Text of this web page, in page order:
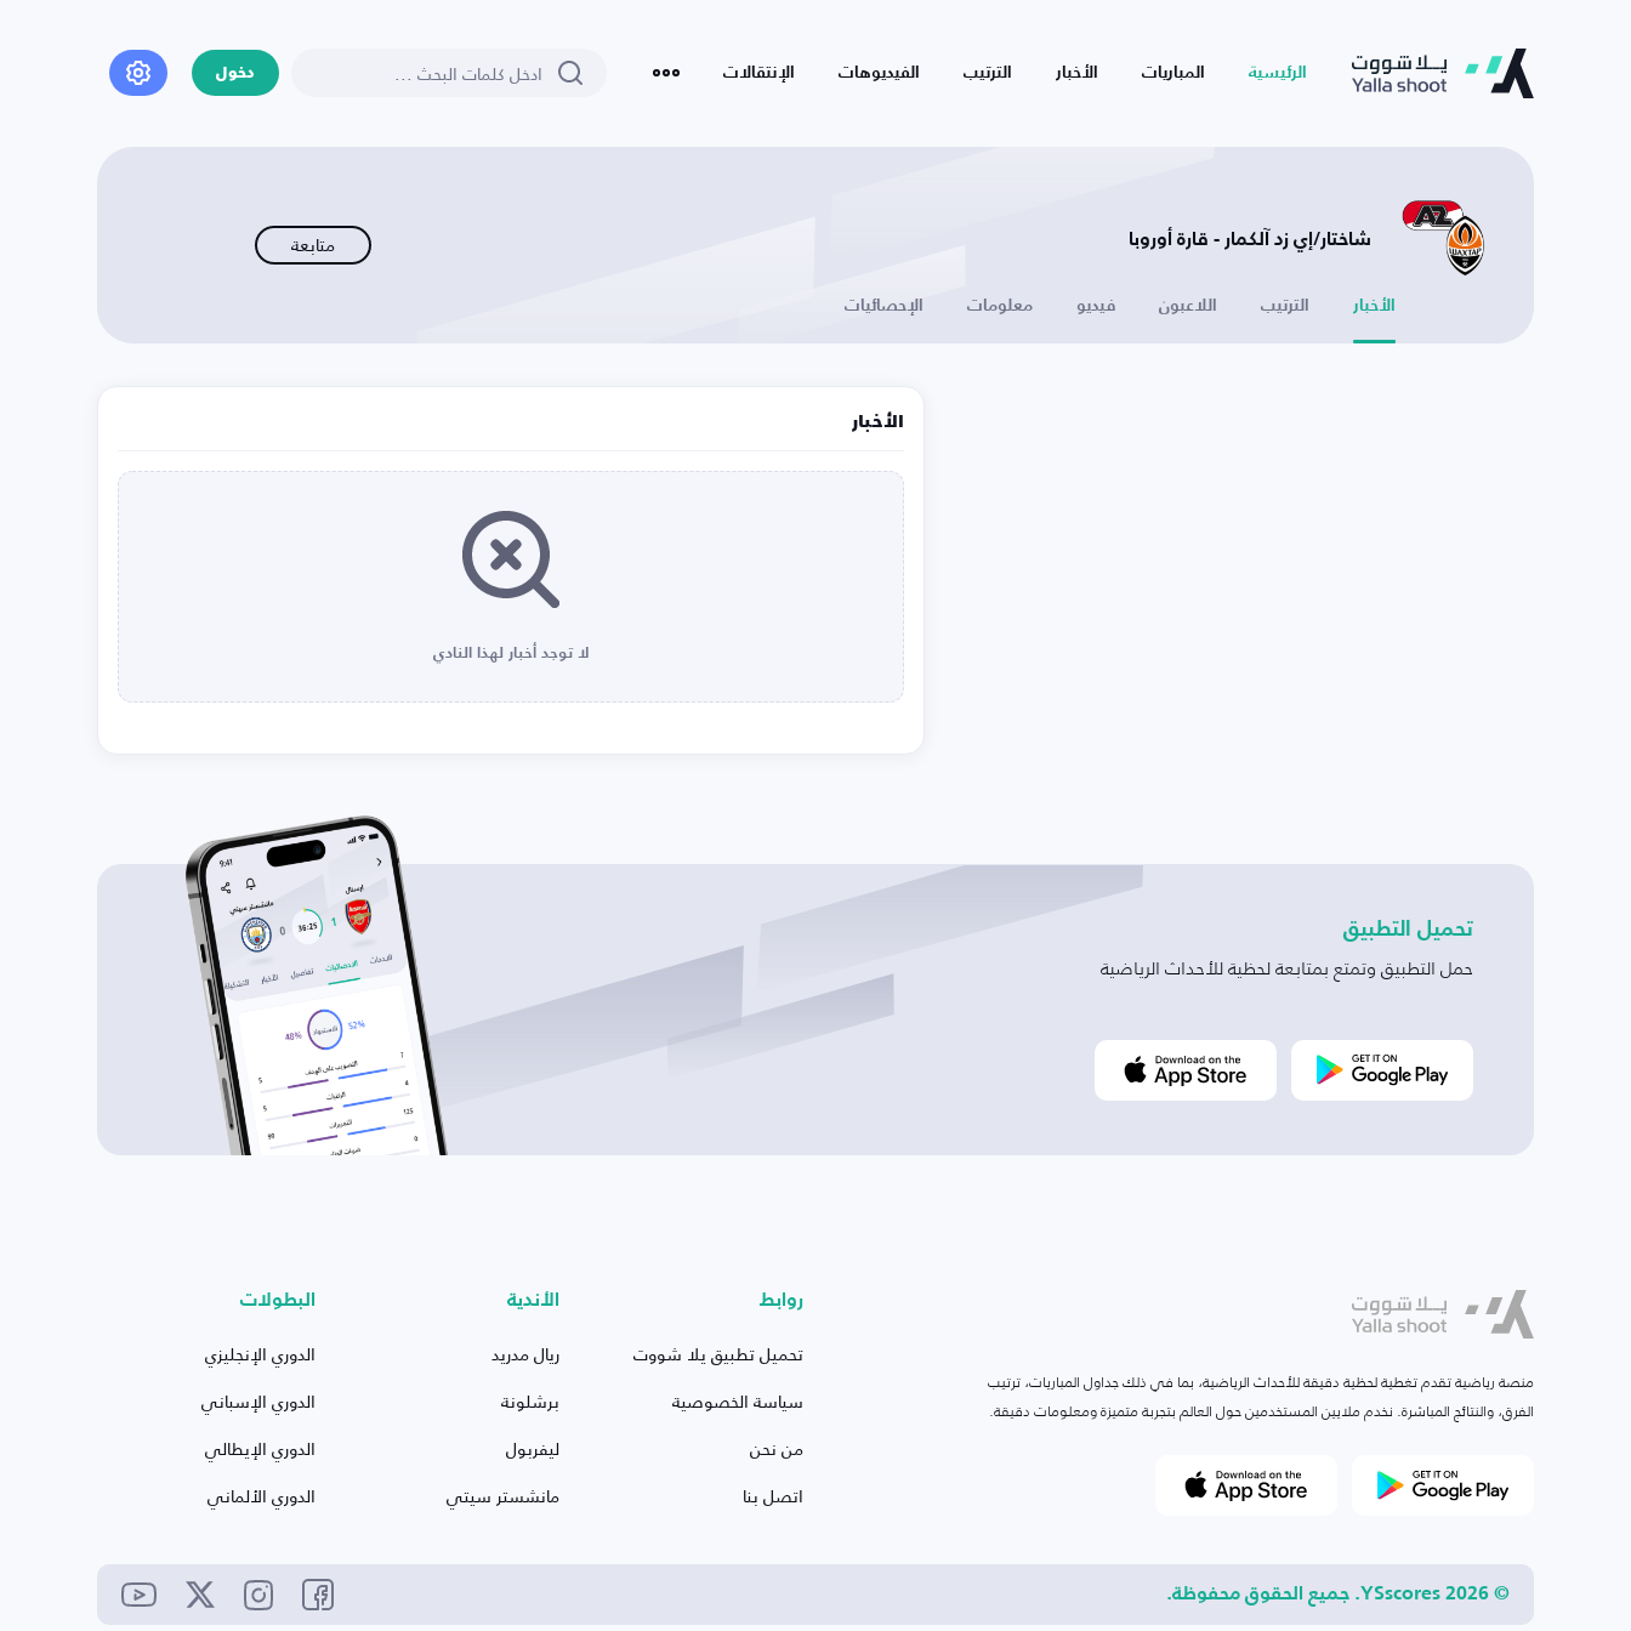
الرئيسية المباريات الأخبار الترتيب الفيديوهات الإنتقالات دخول
شاختار/إي زد آلكمار - قارة أوروبا متابعة
الأخبار الترتيب اللاعبون فيديو معلومات الإحصائيات
الأخبار
لا توجد أخبار لهذا النادي
تحميل التطبيق
حمل التطبيق وتمتع بمتابعة لحظية للأحداث الرياضية
منصة رياضية تقدم تغطية لحظية دقيقة للأحداث الرياضية، بما في ذلك جداول المباريات، ترتيب
الفرق، والنتائج المباشرة. نخدم ملايين المستخدمين حول العالم بتجربة متميزة ومعلومات دقيقة.
روابط
تحميل تطبيق يلا شووت
سياسة الخصوصية
من نحن
اتصل بنا
الأندية
ريال مدريد
برشلونة
ليفربول
مانشستر سيتي
البطولات
الدوري الإنجليزي
الدوري الإسباني
الدوري الإيطالي
الدوري الألماني
© 2026 YSscores. جميع الحقوق محفوظة.